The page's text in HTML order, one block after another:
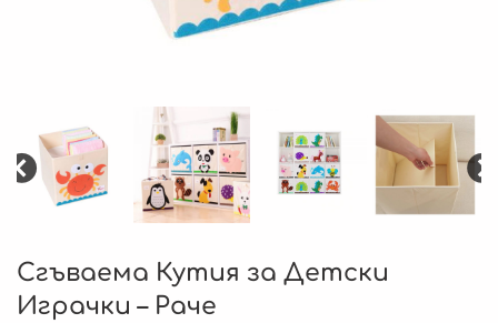
Сгъваема Кутия за Детски
Играчки – Раче